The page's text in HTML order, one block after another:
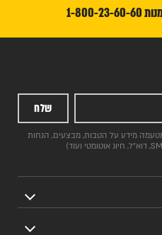
60-60
שלח
מידע על הטבות, מבצעים, הנחות